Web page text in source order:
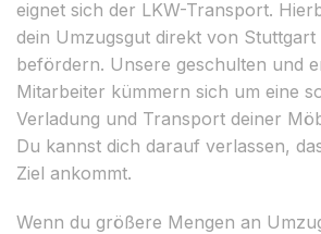
eignet sich der LKW-Transport.
dein Umzugsgut direkt von Stuttgart
befördern. Unsere geschulten und
Mitarbeiter kümmern sich um eine
Verladung und Transport deiner
Du kannst dich darauf verlassen,
Ziel ankommt.
Wenn du größere Mengen an